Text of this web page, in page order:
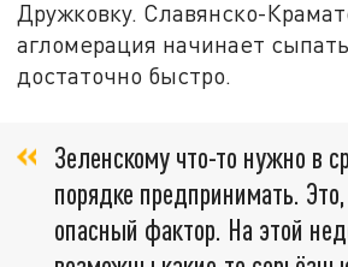
Дружковку. Славянско-
агломерация начинает
достаточно быстро.
Зеленскому что-то нужно в
порядке предпринимать.
опасный фактор. На этой